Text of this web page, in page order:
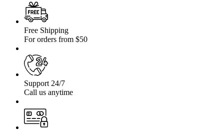
Free Shipping
For orders from $50
Support 24/7
Call us anytime